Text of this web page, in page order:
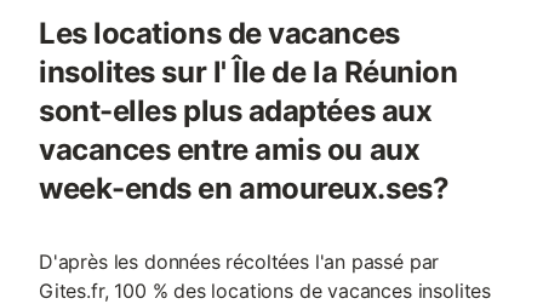
Les locations de vacances
insolites sur l' Île de la Réunion
sont-elles plus adaptées aux
vacances entre amis ou aux
week-ends en amoureux.ses?
D'après les données récoltées l'an passé par
Gites.fr, 100 % des locations de vacances insolites